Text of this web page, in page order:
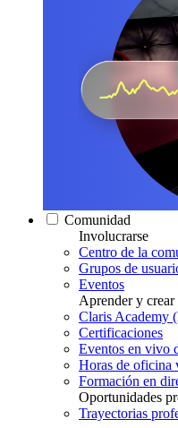
Comunidad
Involucrarse
Centro de la
Grupos de
Eventos
Aprender y crear
Claris Academy
Certificaciones
Eventos en vivo
Horas de oficina
Formación en
Oportunidades
Trayectorias